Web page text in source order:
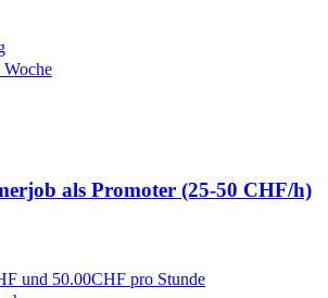
Woche
als Promoter (25-50 CHF/h)
und 50.00CHF pro Stunde